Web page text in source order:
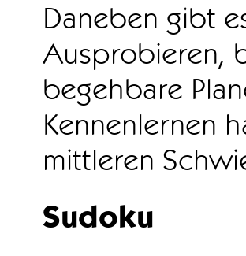
Daneben gibt
Ausprobieren,
begehbare
Kennenlernen
mittleren
Sudoku